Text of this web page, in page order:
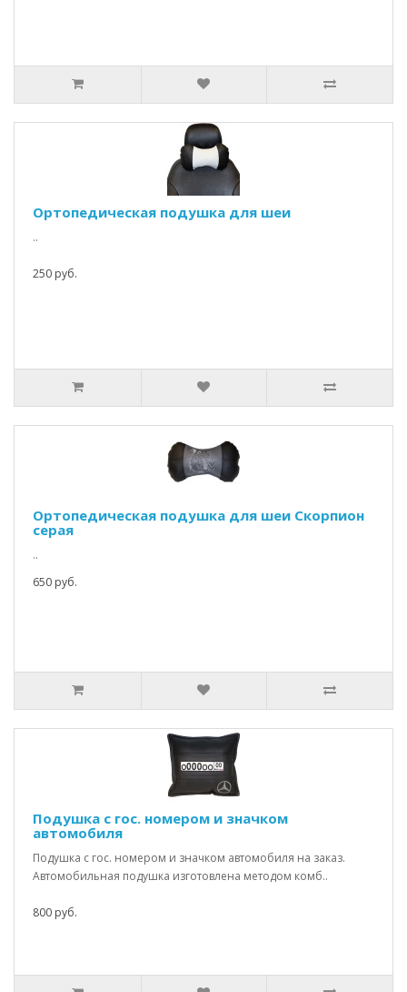
Ортопедическая подушка для шеи
..
250 руб.
Ортопедическая подушка для шеи Скорпион
серая
..
650 руб.
Подушка с гос. номером и значком
автомобиля
Подушка с гос. номером и значком автомобиля на заказ.
Автомобильная подушка изготовлена методом комб..
800 руб.